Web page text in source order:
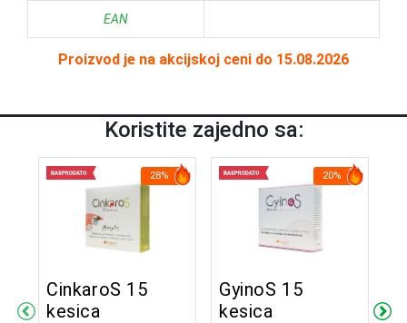
EAN
Proizvod je na akcijskoj ceni do 15.08.2026
Koristite zajedno sa:
28%
CinkaroS 15
kesica
20%
GyinoS 15
kesica